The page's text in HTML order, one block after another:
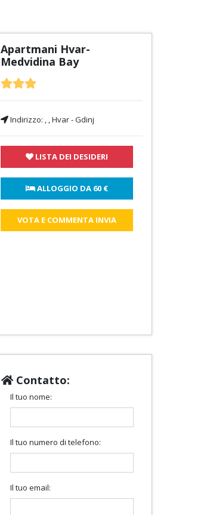
Apartmani Hvar-
Medvidina Bay
Indirizzo: , , Hvar - Gdinj
LISTA DEI DESIDERI
ALLOGGIO DA 60 €
VOTA E COMMENTA INVIA
Contatto:
Il tuo nome:
Il tuo numero di telefono:
Il tuo email: